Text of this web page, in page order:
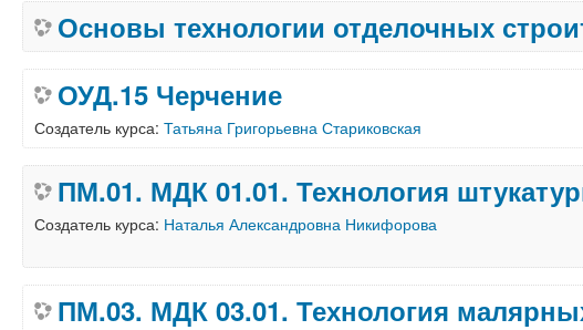
Основы технологии отделочных
ОУД.15 Черчение
Создатель курса: Татьяна Григорьевна Стариковская
ПМ.01. МДК 01.01. Технология
Создатель курса: Наталья Александровна Никифорова
ПМ.03. МДК 03.01. Технология